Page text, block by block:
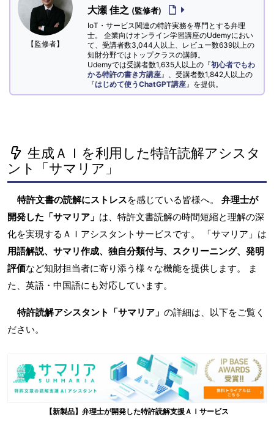
【監修者】
大瀬 佳之 (監修者)
IoT・サービス関連の特許実務を専門とする弁理
士。 企業向けオンライン学習講座のUdemyにおい
て、受講者数3,044人以上、レビュー数639以上の
知財分野ではトップクラスの講師。
Udemyでは受講者数1,635人以上の『初心者でもわ
かる特許の書き方講座 』、受講者数1,842人以上の
『はじめて使うChatGPT講座 』を提供。
生成ＡＩを利用した特許読解アシスタ
ント「サマリア」
特許文書の読解にストレスを感じている皆様へ。 弁理士が
開発した「サマリア」 は、特許文書読解の時間短縮と理解の深
化を実現するＡＩアシスタントサービスです。 「サマリア」は
用語解説、サマリ作成、独自分類付与、スクリーニング、発明
評価など知財担当者に寄り添う様々な機能を提供します。 ま
た、英語・中国語にも対応しています。
特許読解アシスタント「サマリア」 の詳細は、以下をご覧く
ださい。
【新製品】弁理士が開発した特許読解支援ＡＩサービス